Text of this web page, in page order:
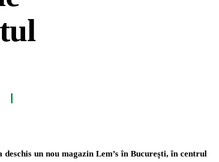
un nou magazin Lem’s în Bucureşti, în centrul